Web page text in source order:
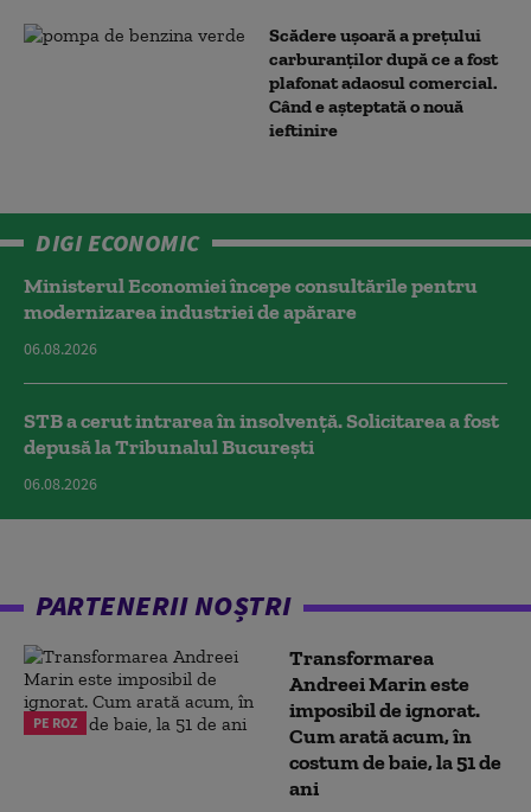
Scădere ușoară a prețului
carburanților după ce a fost
plafonat adaosul comercial.
Când e așteptată o nouă
ieftinire
DIGI ECONOMIC
Ministerul Economiei începe consultările pentru
modernizarea industriei de apărare
06.08.2026
STB a cerut intrarea în insolvență. Solicitarea a fost
depusă la Tribunalul București
06.08.2026
PARTENERII NOȘTRI
PE ROZ
Transformarea
Andreei Marin este
imposibil de ignorat.
Cum arată acum, în
costum de baie, la 51 de
ani